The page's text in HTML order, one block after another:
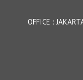
OFFICE :